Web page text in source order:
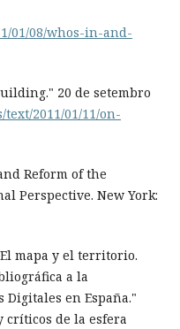
01/08/whos-in-and-
20 de setembro
2011/01/11/on-
Reform of the
Perspective. New York:
mapa y el territorio.
a la
Digitales en España."
críticos de la esfera